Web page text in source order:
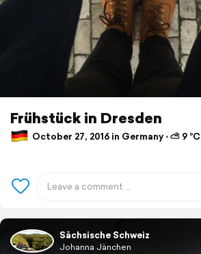
Frühstück in Dresden
October 27, 2016 in Germany ⋅ ⛅ 9 °C
Sächsische Schweiz
Johanna Jänchen